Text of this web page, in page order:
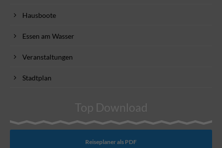
Hausboote
Essen am Wasser
Veranstaltungen
Stadtplan
Top Download
Reiseplaner als PDF